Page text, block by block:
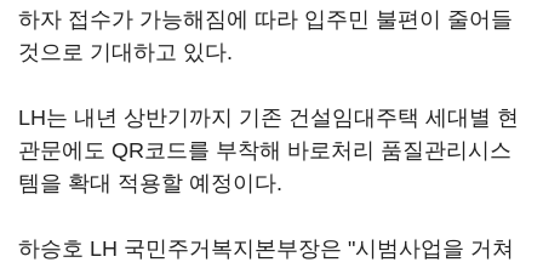
하자 접수가 가능해짐에 따라 입주민 불편이 줄어들
것으로 기대하고 있다.
LH는 내년 상반기까지 기존 건설임대주택 세대별 현
관문에도 QR코드를 부착해 바로처리 품질관리시스
템을 확대 적용할 예정이다.
하승호 LH 국민주거복지본부장은 "시범사업을 거쳐